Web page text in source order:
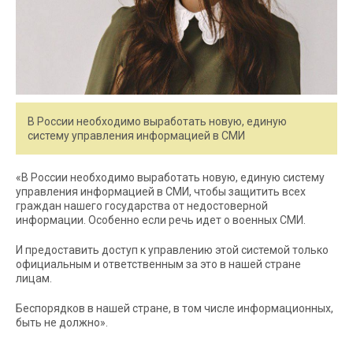
В России необходимо выработать новую, единую
систему управления информацией в СМИ
«В России необходимо выработать новую, единую систему
управления информацией в СМИ, чтобы защитить всех
граждан нашего государства от недостоверной
информации. Особенно если речь идет о военных СМИ.
И предоставить доступ к управлению этой системой только
официальным и ответственным за это в нашей стране
лицам.
Беспорядков в нашей стране, в том числе информационных,
быть не должно».